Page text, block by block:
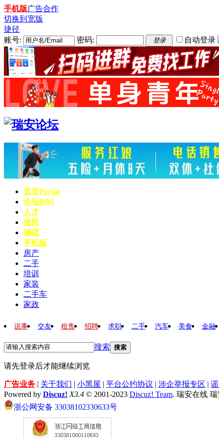
手机版广告合作
切换到宽版
捷径
账号:
密码: 登录 自动登录
首页Portal
论坛BBS
人才
便民
婚恋
手机版
房产
二手
培训
家装
二手车
家政
说事 交友 租售 招聘 求职 二手 汽车 美食 金融
搜索 搜索
请先登录后才能继续浏览
广告业务 | 关于我们 | 小黑屋 | 平台公约协议 | 涉企举报专区 |
Powered by Discuz! X3.4 © 2001-2023 Discuz! Team. 瑞安在线
浙公网安备 33038102330633号